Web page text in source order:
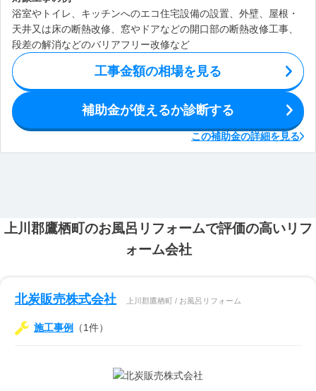
浴室やトイレ、キッチンへのエコ住宅設備の設置、外壁、屋根・
天井又は床の断熱改修、窓やドアなどの開口部の断熱改修工事、
段差の解消などのバリアフリー改修など
工事金額の相場を見る
補助金が使えるか診断する
この補助金の詳細を見る
上川郡鷹栖町のお風呂リフォームで評価の高いリフ
ォーム会社
北炭販売株式会社 上川郡鷹栖町 / お風呂リフォーム
施工事例 （1件）